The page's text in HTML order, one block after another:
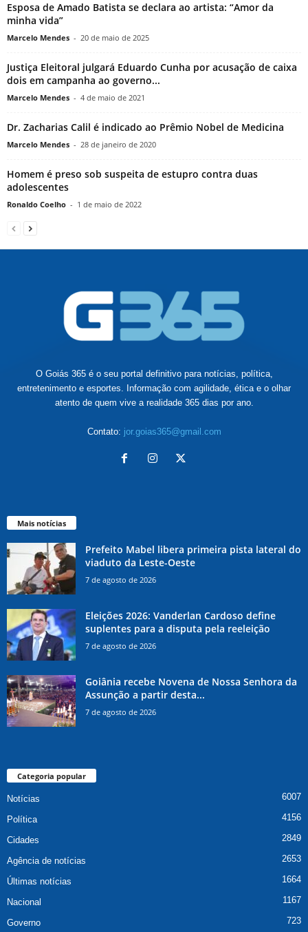
Esposa de Amado Batista se declara ao artista: “Amor da
minha vida”
Marcelo Mendes - 20 de maio de 2025
Justiça Eleitoral julgará Eduardo Cunha por acusação de caixa
dois em campanha ao governo...
Marcelo Mendes - 4 de maio de 2021
Dr. Zacharias Calil é indicado ao Prêmio Nobel de Medicina
Marcelo Mendes - 28 de janeiro de 2020
Homem é preso sob suspeita de estupro contra duas
adolescentes
Ronaldo Coelho - 1 de maio de 2022
O Goiás 365 é o seu portal definitivo para notícias, política,
entretenimento e esportes. Informação com agilidade, ética e o olhar
atento de quem vive a realidade 365 dias por ano.
Contato: jor.goias365@gmail.com
Mais notícias
Prefeito Mabel libera primeira pista lateral do
viaduto da Leste-Oeste
7 de agosto de 2026
Eleições 2026: Vanderlan Cardoso define
suplentes para a disputa pela reeleição
7 de agosto de 2026
Goiânia recebe Novena de Nossa Senhora da
Assunção a partir desta...
7 de agosto de 2026
Categoria popular
Notícias 6007
Política 4156
Cidades 2849
Agência de notícias 2653
Últimas notícias 1664
Nacional 1167
Governo 723